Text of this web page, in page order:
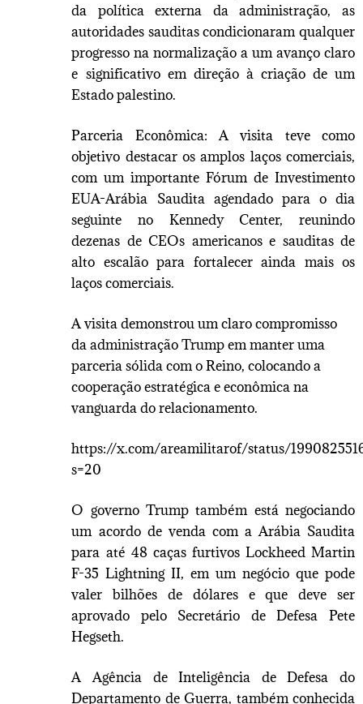
da política externa da administração, as
autoridades sauditas condicionaram qualquer
progresso na normalização a um avanço claro
e significativo em direção à criação de um
Estado palestino.
Parceria Econômica: A visita teve como
objetivo destacar os amplos laços comerciais,
com um importante Fórum de Investimento
EUA-Arábia Saudita agendado para o dia
seguinte no Kennedy Center, reunindo
dezenas de CEOs americanos e sauditas de
alto escalão para fortalecer ainda mais os
laços comerciais.
A visita demonstrou um claro compromisso
da administração Trump em manter uma
parceria sólida com o Reino, colocando a
cooperação estratégica e econômica na
vanguarda do relacionamento.
https://x.com/areamilitarof/status/
s=20
O governo Trump também está negociando
um acordo de venda com a Arábia Saudita
para até 48 caças furtivos Lockheed Martin
F-35 Lightning II, em um negócio que pode
valer bilhões de dólares e que deve ser
aprovado pelo Secretário de Defesa Pete
Hegseth.
A Agência de Inteligência de Defesa do
Departamento de Guerra, também conhecida